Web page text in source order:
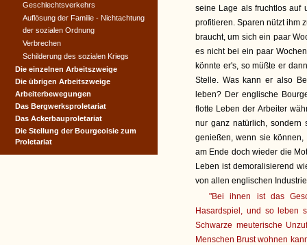
seine Lage als fruchtlos auf
profitieren. Sparen nützt ihm
braucht, um sich ein paar
es nicht bei ein paar
könnte er's, so müßte er
Stelle. Was kann er also
leben? Der englische
flotte Leben der Arbeiter
nur ganz natürlich, sondern
genießen, wenn sie
am Ende doch wieder die
Leben ist demoralisierend
von allen englischen
"Bei ihnen ist das
Hasardspiel, und so leben
Schwarze meuterische
Menschen Brust wohnen
Geschlechtsverkehrs
Auflösung der Familie - Nichtachtung
der sozialen Ordnung
Verbrechen
Schilderung des sozialen Kriegs
Die einzelnen Arbeitszweige
Die übrigen Arbeitszweige
Arbeiterbewegungen
Das Bergwerksproletariat
Das Ackerbauproletariat
Die Stellung der Bourgeoisie zum
Proletariat